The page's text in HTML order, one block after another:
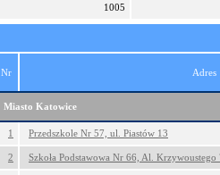
1005
Nr Adres
Miasto Katowice
1 Przedszkole Nr 57, ul. Piastów 13
2 Szkoła Podstawowa Nr 66, Al. Krzywoustego